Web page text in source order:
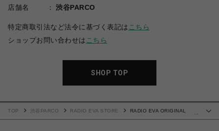
店舗名
渋谷PARCO
特定商取引法など法令に基づく表記は こちら
ショップお問い合わせは こちら
SHOP TOP
TOP 渋谷PARCO RADIO EVA STORE
RADIO EVA ORIGINAL